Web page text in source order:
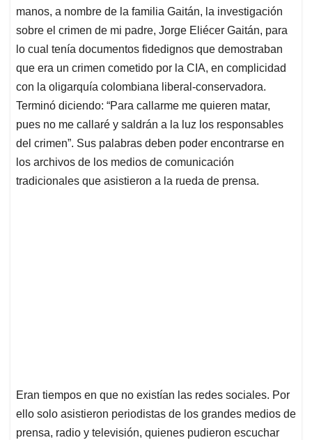
manos, a nombre de la familia Gaitán, la investigación
sobre el crimen de mi padre, Jorge Eliécer Gaitán, para
lo cual tenía documentos fidedignos que demostraban
que era un crimen cometido por la CIA, en complicidad
con la oligarquía colombiana liberal-conservadora.
Terminó diciendo: “Para callarme me quieren matar,
pues no me callaré y saldrán a la luz los responsables
del crimen”. Sus palabras deben poder encontrarse en
los archivos de los medios de comunicación
tradicionales que asistieron a la rueda de prensa.
Eran tiempos en que no existían las redes sociales. Por
ello solo asistieron periodistas de los grandes medios de
prensa, radio y televisión, quienes pudieron escuchar